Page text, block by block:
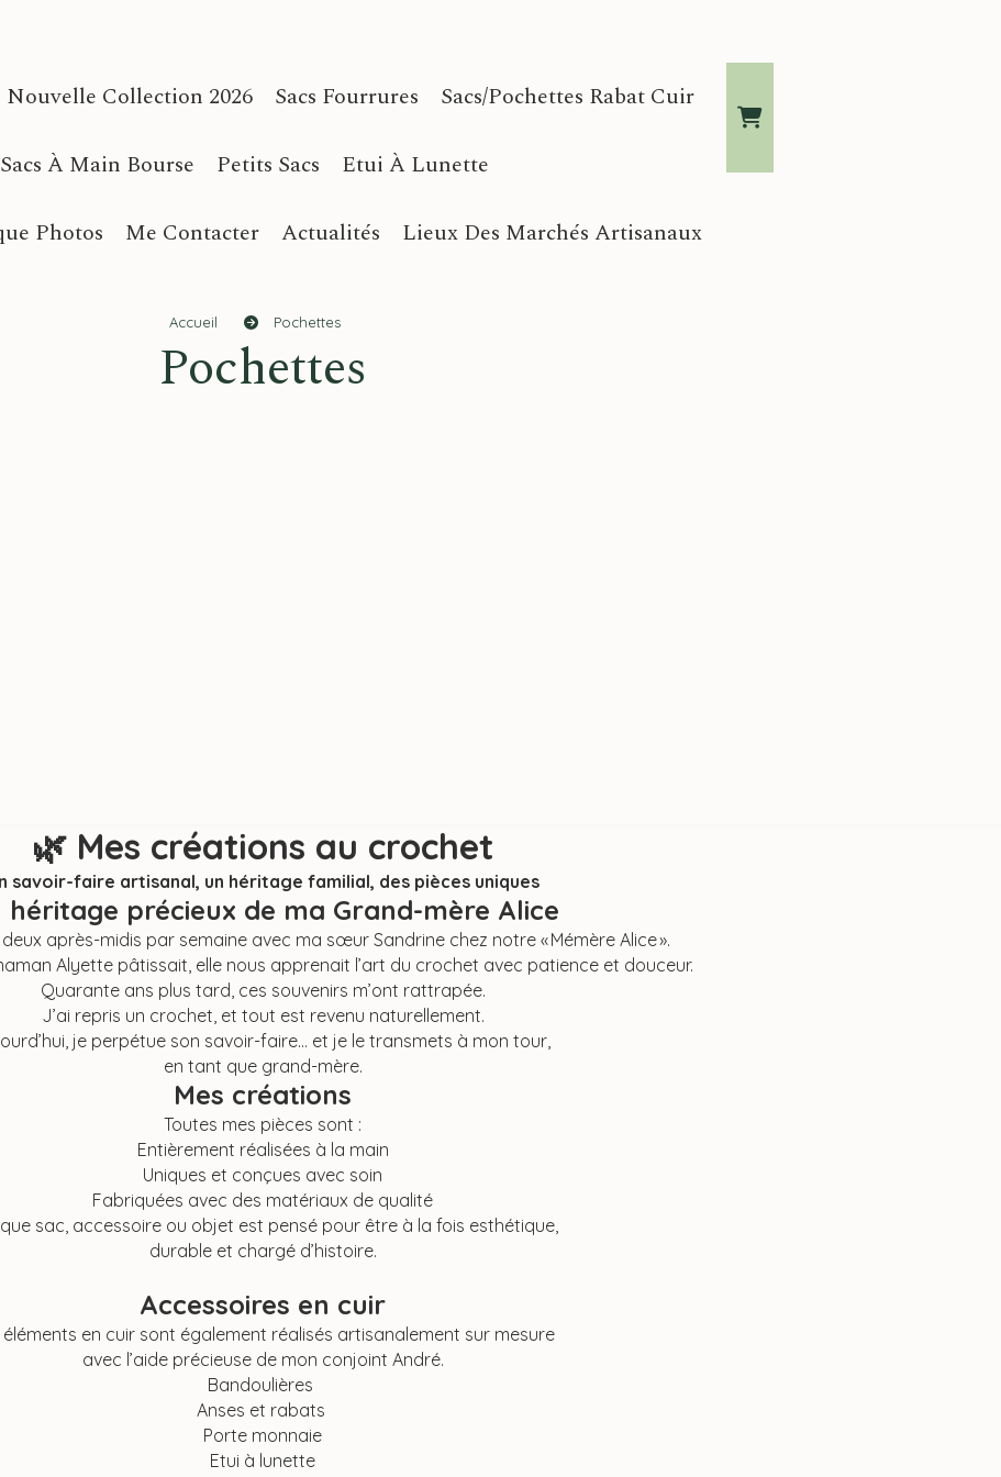
Nouvelle Collection 2026 Sacs Fourrures Sacs/pochettes Rabat Cuir
Sacs À Main Bourse Petits Sacs Etui À Lunette
Photos Me Contacter Actualités Lieux Des Marchés Artisanaux
Accueil Pochettes
Pochettes
🌿 Mes créations au crochet
savoir-faire artisanal, un héritage familial, des pièces uniques
héritage précieux de ma Grand-mère Alice
après-midis par semaine avec ma sœur Sandrine chez notre « Mémère Alice ».
Alyette pâtissait, elle nous apprenait l’art du crochet avec patience et douceur.
Quarante ans plus tard, ces souvenirs m’ont rattrapée.
J’ai repris un crochet, et tout est revenu naturellement.
je perpétue son savoir-faire… et je le transmets à mon tour,
en tant que grand-mère.
Mes créations
Toutes mes pièces sont :
Entièrement réalisées à la main
Uniques et conçues avec soin
Fabriquées avec des matériaux de qualité
sac, accessoire ou objet est pensé pour être à la fois esthétique,
durable et chargé d’histoire.
Accessoires en cuir
éléments en cuir sont également réalisés artisanalement sur mesure
avec l’aide précieuse de mon conjoint André.
Bandoulières
Anses et rabats
Porte monnaie
Etui à lunette